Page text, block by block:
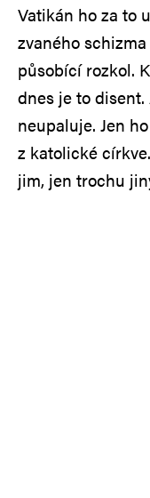
Vatikán ho za to
zvaného
působící rozkol.
dnes je to
neupaluje. Jen
z katolické
jim, jen trochu